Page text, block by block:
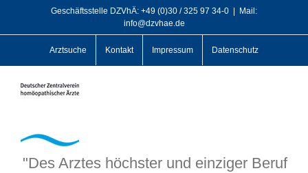
Geschäftsstelle DZVhÄ: +49 (0)30 / 325 97 34-0
Mail:
info@dzvhae.de
Arztsuche Kontakt Impressum Datenschutz
"Des Arztes höchster und einziger Beruf